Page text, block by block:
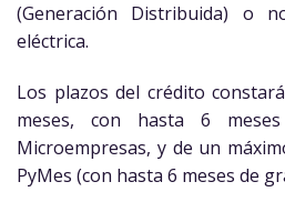
(Generación Distribuida) o
eléctrica.
Los plazos del crédito
meses, con hasta 6
Microempresas, y de un
PyMes (con hasta 6 meses de